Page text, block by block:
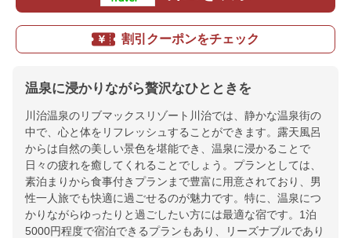
割引クーポンをチェック
温泉に浸かりながら贅沢なひとときを
川治温泉のリブマックスリゾート川治では、静かな温泉街の
中で、心と体をリフレッシュすることができます。露天風呂
からは自然の美しい景色を堪能でき、温泉に浸かることで
日々の疲れを癒してくれることでしょう。プランとしては、
素泊まりから食事付きプランまで豊富に用意されており、男
性一人旅でも快適に過ごせるのが魅力です。特に、温泉につ
かりながらゆったりと過ごしたい方には最適な宿です。1泊
5000円程度で宿泊できるプランもあり、リーズナブルであり